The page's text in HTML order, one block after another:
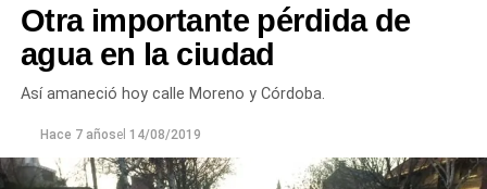
Otra importante pérdida de
agua en la ciudad
Así amaneció hoy calle Moreno y Córdoba.
Hace 7 añosel 14/08/2019